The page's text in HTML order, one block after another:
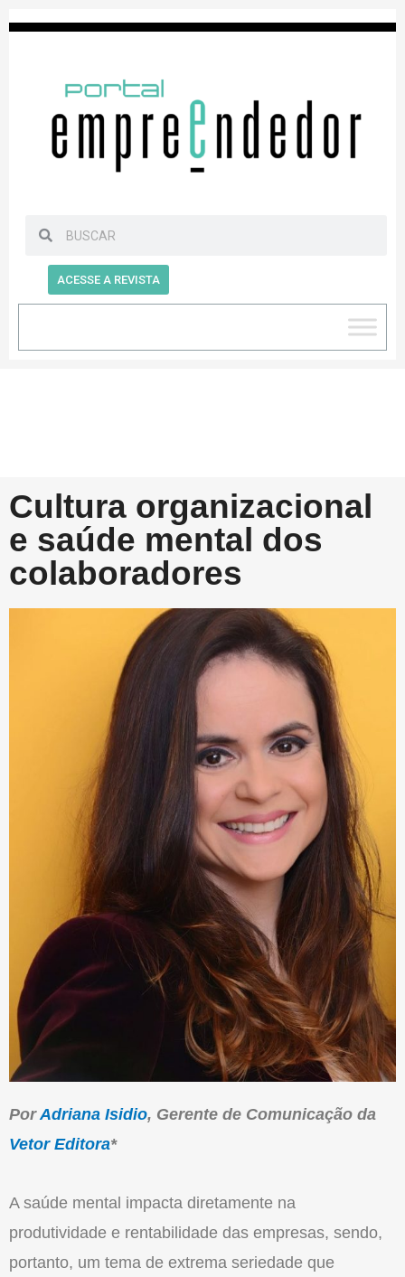
ACESSE A REVISTA
Cultura organizacional
e saúde mental dos
colaboradores
PorAdriana Isidio, Gerente de Comunicação da
Vetor Editora*
A saúde mental impacta diretamente na
produtividade e rentabilidade das empresas, sendo,
portanto, um tema de extrema seriedade que